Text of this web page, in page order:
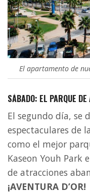
El apartamento de
SÁBADO: EL PARQUE
El segundo día, se
espectaculares de
como el mejor
Kaseon Youh Park
de atracciones
¡AVENTURA D’OR!